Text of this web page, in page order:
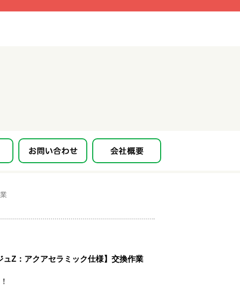
ュZ：アクアセラミック仕様】交換作業